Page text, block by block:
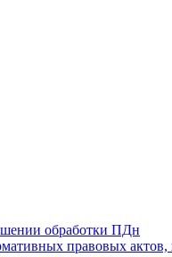
обработки ПДн
правовых